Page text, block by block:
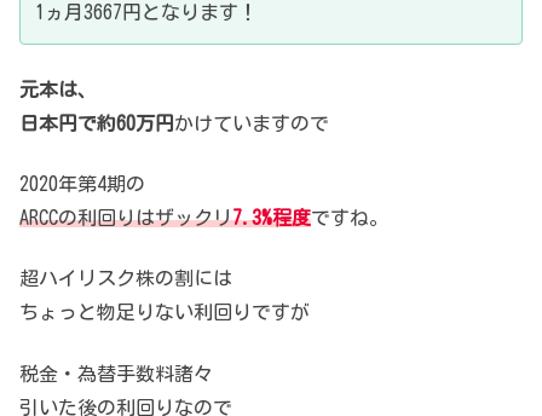
1ヵ月3667円となります！
元本は、
日本円で約60万円 かけていますので
2020年第4期の
ARCCの利回りはザックリ7.3%程度ですね。
超ハイリスク株の割には
ちょっと物足りない利回りですが
税金・為替手数料諸々
引いた後の利回りなので